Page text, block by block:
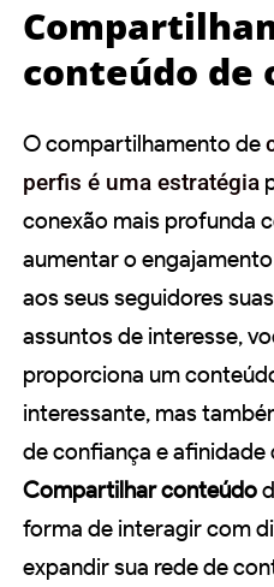
conteúdo de
O compartilhamento de
perfis é uma estratégia
conexão mais profunda
aumentar o
aos seus seguidores
assuntos de interesse,
proporciona um
interessante, mas
de confiança e afinidade
Compartilhar conteúdo
forma de interagir com
expandir sua rede de